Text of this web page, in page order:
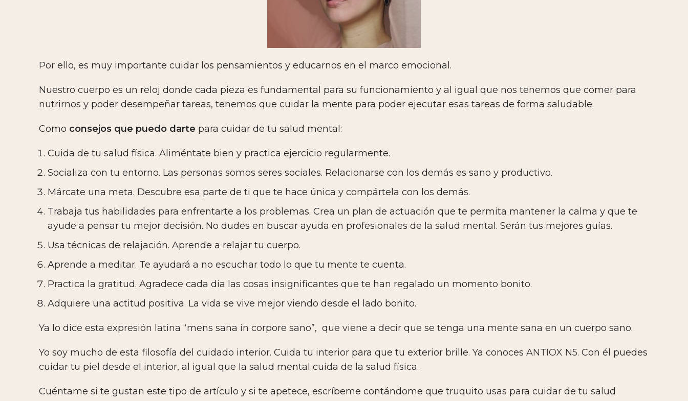
Por ello, es muy importante cuidar los pensamientos y educarnos en el marco emocional.
Nuestro cuerpo es un reloj donde cada pieza es fundamental para su funcionamiento y al igual que nos tenemos que comer para
nutrirnos y poder desempeñar tareas, tenemos que cuidar la mente para poder ejecutar esas tareas de forma saludable.
Como consejos que puedo darte para cuidar de tu salud mental:
Cuida de tu salud física. Aliméntate bien y practica ejercicio regularmente.
Socializa con tu entorno. Las personas somos seres sociales. Relacionarse con los demás es sano y productivo.
Márcate una meta. Descubre esa parte de ti que te hace única y compártela con los demás.
Trabaja tus habilidades para enfrentarte a los problemas. Crea un plan de actuación que te permita mantener la calma y que te
ayude a pensar tu mejor decisión. No dudes en buscar ayuda en profesionales de la salud mental. Serán tus mejores guías.
Usa técnicas de relajación. Aprende a relajar tu cuerpo.
Aprende a meditar. Te ayudará a no escuchar todo lo que tu mente te cuenta.
Practica la gratitud. Agradece cada dia las cosas insignificantes que te han regalado un momento bonito.
Adquiere una actitud positiva. La vida se vive mejor viendo desde el lado bonito.
Ya lo dice esta expresión latina “mens sana in corpore sano”, que viene a decir que se tenga una mente sana en un cuerpo sano.
Yo soy mucho de esta filosofía del cuidado interior. Cuida tu interior para que tu exterior brille. Ya conoces ANTIOX N5. Con él puedes
cuidar tu piel desde el interior, al igual que la salud mental cuida de la salud física.
Cuéntame si te gustan este tipo de artículo y si te apetece, escríbeme contándome que truquito usas para cuidar de tu salud